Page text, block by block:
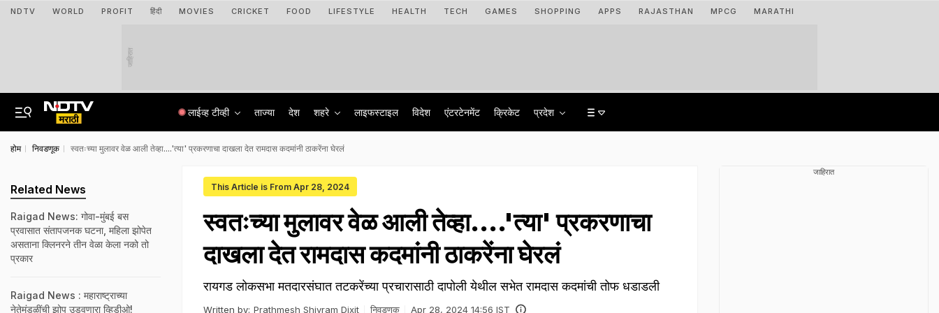
NDTV WORLD PROFIT हिंदी MOVIES CRICKET FOOD LIFESTYLE HEALTH TECH GAMES SHOPPING APPS RAJASTHAN MPCG MARATHI
जाहिरात
लाईव्ह टीव्ही ताज्या देश शहरे लाइफस्टाइल विदेश एंटरटेनमेंट क्रिकेट प्रदेश
होम निवडणूक स्वतःच्या मुलावर वेळ आली तेव्हा....'त्या' प्रकरणाचा दाखला देत रामदास कदमांनी ठाकरेंना घेरलं
This Article is From Apr 28, 2024
स्वतःच्या मुलावर वेळ आली तेव्हा....'त्या' प्रकरणाचा
दाखला देत रामदास कदमांनी ठाकरेंना घेरलं
रायगड लोकसभा मतदारसंघात तटकरेंच्या प्रचारासाठी दापोली येथील सभेत रामदास कदमांची तोफ धडाडली
Written by: Prathmesh Shivram Dixit निवडणूक Apr 28, 2024 14:56 IST
Related News
Raigad News: गोवा-मुंबई बस
प्रवासात संतापजनक घटना, महिला झोपेत
असताना क्लिनरने तीन वेळा केला नको तो
प्रकार
Raigad News : महाराष्ट्राच्या
नेतेमंडळींची झोप उडवणारा व्हिडीओ!
जाहिरात